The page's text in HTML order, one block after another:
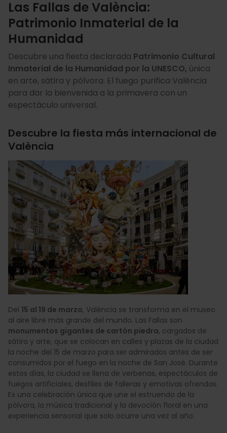
Las Fallas de València:
Patrimonio Inmaterial de la
Humanidad
Descubre una fiesta declarada Patrimonio Cultural
Inmaterial de la Humanidad por la UNESCO, única
en arte, sátira y pólvora. El fuego purifica València
para dar la bienvenida a la primavera con un
espectáculo universal.
Descubre la fiesta más internacional de
València
Del 15 al 19 de marzo, València se transforma en el museo
al aire libre más grande del mundo. Las Fallas son
monumentos gigantes de cartón piedra, cargados de
sátira y arte, que se colocan en calles y plazas de la ciudad
la noche del 15 de marzo para ser admirados antes de ser
consumidos por el fuego en la noche de San José. Durante
estos días, la ciudad se llena de verbenas, espectáculos de
fuegos artificiales, desfiles de falleras y emotivas ofrendas.
Es una celebración única que une el estruendo de la
pólvora, la música tradicional y la devoción floral en una
experiencia sensorial que solo ocurre una vez al año.